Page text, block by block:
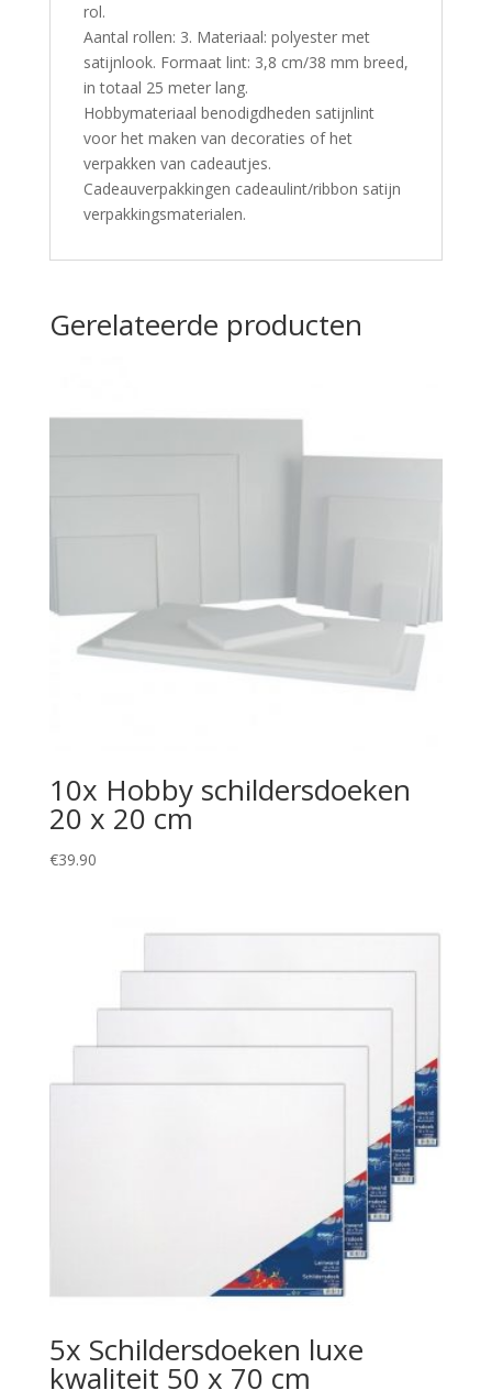
rol.
Aantal rollen: 3. Materiaal: polyester met
satijnlook. Formaat lint: 3,8 cm/38 mm breed,
in totaal 25 meter lang.
Hobbymateriaal benodigdheden satijnlint
voor het maken van decoraties of het
verpakken van cadeautjes.
Cadeauverpakkingen cadeaulint/ribbon satijn
verpakkingsmaterialen.
Gerelateerde producten
10x Hobby schildersdoeken
20 x 20 cm
€39.90
5x Schildersdoeken luxe
kwaliteit 50 x 70 cm